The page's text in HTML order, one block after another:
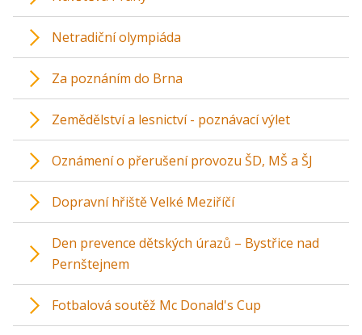
Netradiční olympiáda
Za poznáním do Brna
Zemědělství a lesnictví - poznávací výlet
Oznámení o přerušení provozu ŠD, MŠ a ŠJ
Dopravní hřiště Velké Meziříčí
Den prevence dětských úrazů – Bystřice nad
Pernštejnem
Fotbalová soutěž Mc Donald's Cup